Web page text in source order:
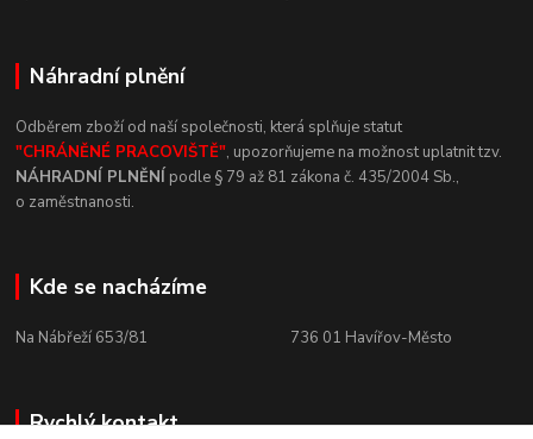
Náhradní plnění
Odběrem zboží od naší společnosti, která splňuje statut
"CHRÁNĚNÉ PRACOVIŠTĚ", upozorňujeme na možnost uplatnit tzv.
NÁHRADNÍ PLNĚNÍ podle § 79 až 81 zákona č. 435/2004 Sb.,
o zaměstnanosti.
Kde se nacházíme
Na Nábřeží 653/81 736 01 Havířov-Město
Rychlý kontakt